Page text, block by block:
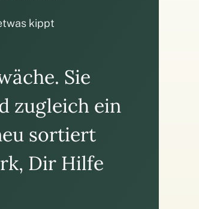
kippt
Sie
zugleich ein
sortiert
Dir Hilfe